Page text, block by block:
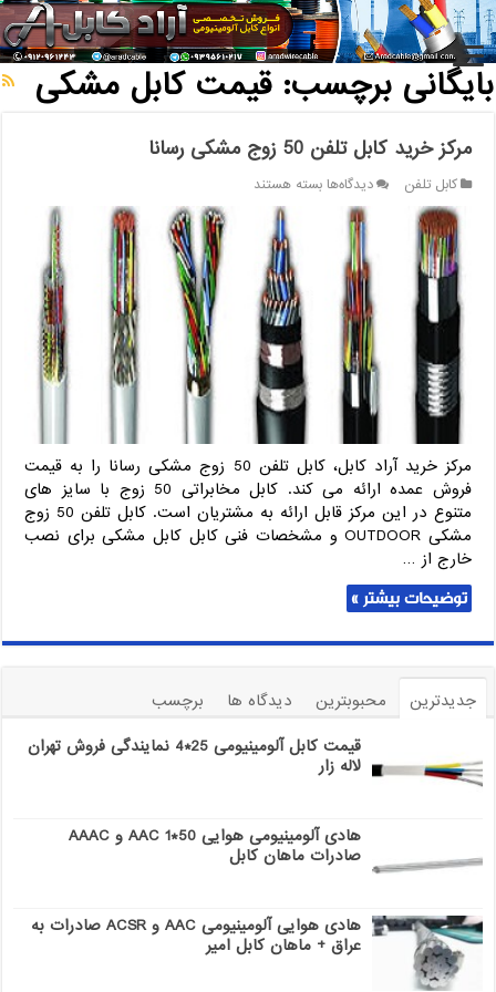
خانه / بایگانی برچسب: قیمت کابل مشکی
بایگانی برچسب:قیمت کابل مشکی
مرکز خرید کابل تلفن 50 زوج مشکی رسانا
کابل تلفن دیدگاه‌هابرای
تلفن
زوج
مشکی
رسانا
بسته هستند
مرکز خرید آراد کابل، کابل تلفن 50 زوج مشکی رسانا را به قیمت
فروش عمده ارائه می کند. کابل مخابراتی 50 زوج با سایز های
متنوع در این مرکز قابل ارائه به مشتریان است. کابل تلفن 50 زوج
مشکی OUTDOOR و مشخصات فنی کابل کابل مشکی برای نصب
خارج از …
توضیحات بیشتر »
جدیدترین محبوبترین دیدگاه ها
برچسب
قیمت کابل آلومینیومی 25*4 نمایندگی فروش تهران
لاله زار
هادی آلومینیومی هوایی 50*1 AAC و AAAC
صادرات ماهان کابل
هادی هوایی آلومینیومی AAC و ACSR صادرات به
عراق + ماهان کابل امیر